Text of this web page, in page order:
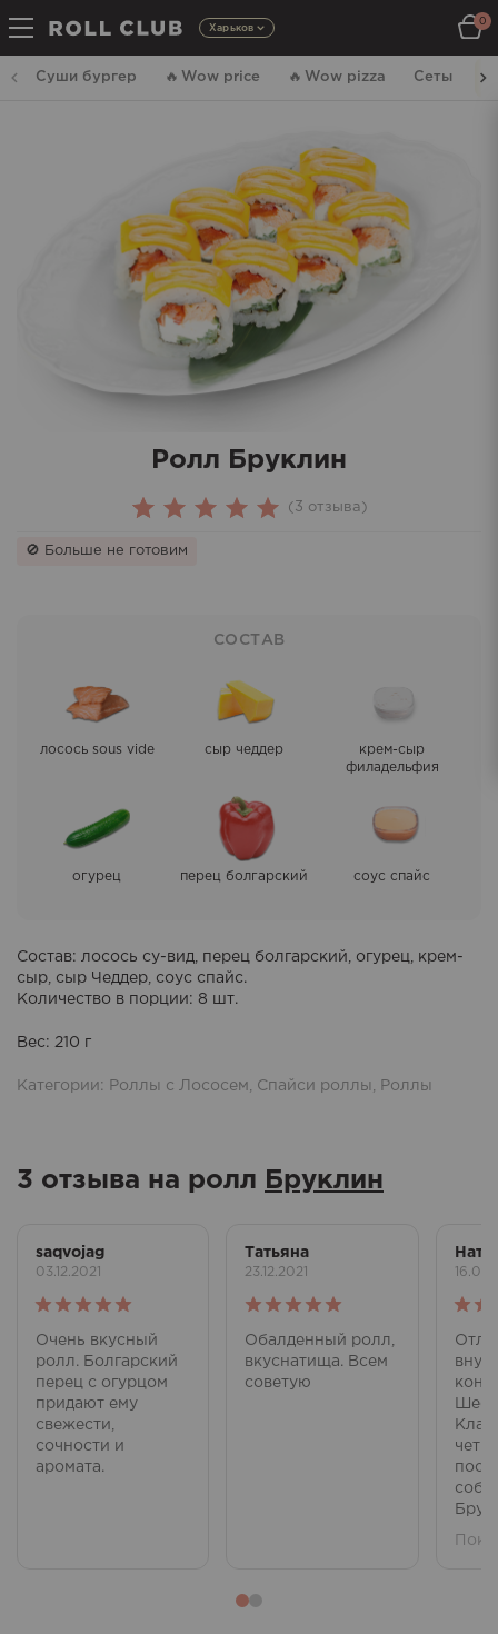
Харьков
0
Суши бургер 🔥 Wow price 🔥 Wow pizza Сеты
Ролл Бруклин
Rated
based on
3
customer
ratings
( 3 отзыва)
🚫 Больше не готовим
СОСТАВ
лосось sous vide сыр чеддер
крем-сыр
филадельфия
огурец перец болгарский соус спайс
Состав: лосось су-вид, перец болгарский, огурец, крем-
сыр, сыр Чеддер, соус спайс.
Количество в порции: 8 шт.
Вес: 210 г
Категории: Роллы с Лососем Спайси роллы Роллы
3 отзыва на ролл Бруклин
saqvojag
03.12.2021
Оценка5
из 5
Очень вкусный
ролл. Болгарский
перец с огурцом
придают ему
свежести,
сочности и
аромата.
Татьяна
23.12.2021
Оценка 5
из 5
Обалденный ролл,
вкуснатища. Всем
советую
Нати
из 5